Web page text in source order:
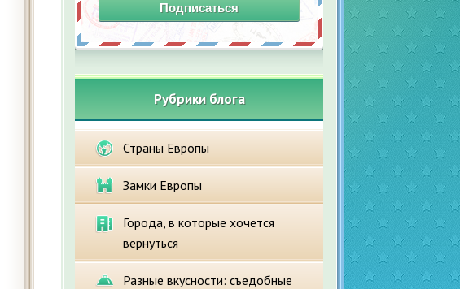
Подписаться
Рубрики блога
Страны Европы
Замки Европы
Города, в которые хочется
вернуться
Разные вкусности: съедобные